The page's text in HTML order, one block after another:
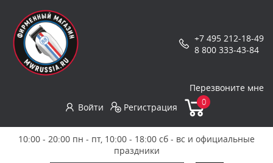
+7 495 212-18-49
8 800 333-43-84
Перезвоните мне
Войти
Регистрация 0
10:00 - 20:00 пн - пт, 10:00 - 18:00 сб - вс и официальные
праздники